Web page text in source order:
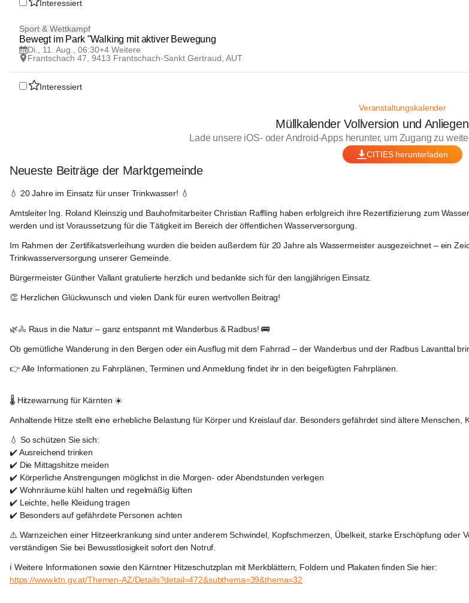
Interessiert
11
AUG
Sport & Wettkampf
Bewegt im Park "Walking mit aktiver Bewegung
Di., 11. Aug., 06:30+4 Weitere
Frantschach 47, 9413 Frantschach-Sankt Gertraud, AUT
Interessiert
Veranstaltungskalender
Müllkalender Vollversion und
Lade unsere iOS- oder Android-Apps herunter, um Zugang zu
CITIES herunterladen
Neueste Beiträge der Marktgemeinde
Sankt
💧 20 Jahre im Einsatz für unser Trinkwasser! 💧
Amtsleiter Ing. Roland Kleinszig und Bauhofmitarbeiter Christian Raffling haben erfolgreich ihre Rezertifizierung zum
werden und ist Voraussetzung für die Tätigkeit im Bereich der öffentlichen Wasserversorgung.
Im Rahmen der Zertifikatsverleihung wurden die beiden außerdem für 20 Jahre als Wassermeister ausgezeichnet – ein
Trinkwasserversorgung unserer Gemeinde.
Bürgermeister Günther Vallant gratulierte herzlich und bedankte sich für den langjährigen Einsatz.
👏 Herzlichen Glückwunsch und vielen Dank für euren wertvollen Beitrag!
Sankt
🌿🚴 Raus in die Natur – ganz entspannt mit Wanderbus & Radbus! 🚌
Ob gemütliche Wanderung in den Bergen oder ein Ausflug mit dem Fahrrad – der Wanderbus und der Radbus Lavanttal
👉 Alle Informationen zu Fahrplänen, Terminen und Anmeldung findet ihr in den beigefügten Fahrplänen.
Sankt
🌡️ Hitzewarnung für Kärnten ☀️
Anhaltende Hitze stellt eine erhebliche Belastung für Körper und Kreislauf dar. Besonders gefährdet sind ältere
💧 So schützen Sie sich:
✔️ Ausreichend trinken
✔️ Die Mittagshitze meiden
✔️ Körperliche Anstrengungen möglichst in die Morgen- oder Abendstunden verlegen
✔️ Wohnräume kühl halten und regelmäßig lüften
✔️ Leichte, helle Kleidung tragen
✔️ Besonders auf gefährdete Personen achten
⚠️ Warnzeichen einer Hitzeerkrankung sind unter anderem Schwindel, Kopfschmerzen, Übelkeit, starke Erschöpfung oder
verständigen Sie bei Bewusstlosigkeit sofort den Notruf.
ℹ️ Weitere Informationen sowie den Kärntner Hitzeschutzplan mit Merkblättern, Foldern und Plakaten finden Sie hier:
https://www.ktn.gv.at/Themen-AZ/Details?detail=472&subthema=39&thema=32